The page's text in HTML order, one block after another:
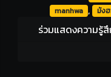
manhwa , มัง
ร่วมแสดงความรู้